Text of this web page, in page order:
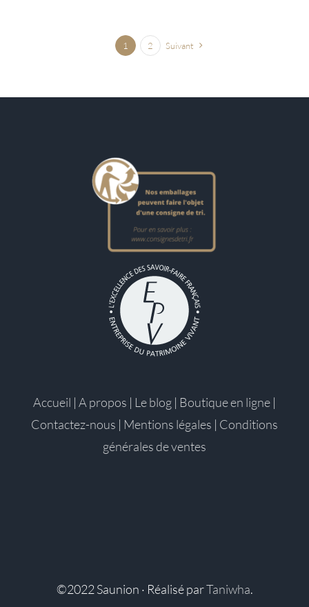
1 2 Suivant
Accueil | A propos | Le blog | Boutique en ligne |
Contactez-nous | Mentions légales | Conditions
générales de ventes
©2022 Saunion · Réalisé parTaniwha.